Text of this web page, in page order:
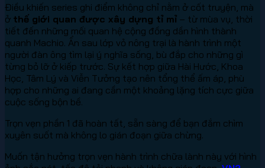
Điều khiến series ghi điểm không chỉ nằm ở cốt truyện, mà
ở thế giới quan được xây dựng tỉ mỉ – từ mùa vụ, thời
tiết đến những mối quan hệ cộng đồng dần hình thành
quanh Machio. Ẩn sau lớp vỏ nông trại là hành trình một
người đàn ông tìm lại ý nghĩa sống, bù đắp cho những gì
từng bỏ lỡ ở kiếp trước. Sự kết hợp giữa Hài Hước, Khoa
Học, Tâm Lý và Viễn Tưởng tạo nên tổng thể ấm áp, phù
hợp cho những ai đang cần một khoảng lặng tích cực giữa
cuộc sống bộn bề.
Trọn vẹn phần 1 đã hoàn tất, sẵn sàng để bạn đắm chìm
xuyên suốt mà không lo gián đoạn giữa chừng.
Muốn tận hưởng trọn vẹn hành trình chữa lành này với hình